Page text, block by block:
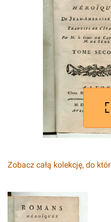
Zobacz całą kolekcję, do